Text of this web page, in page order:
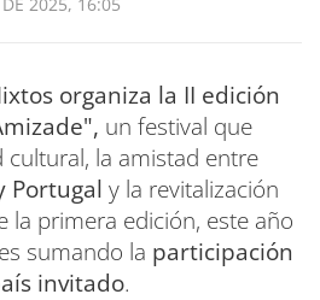
organiza la II edición
un festival que
cultural, la amistad entre
Portugal y la revitalización
la primera edición, este año
sumando la participación
invitado.